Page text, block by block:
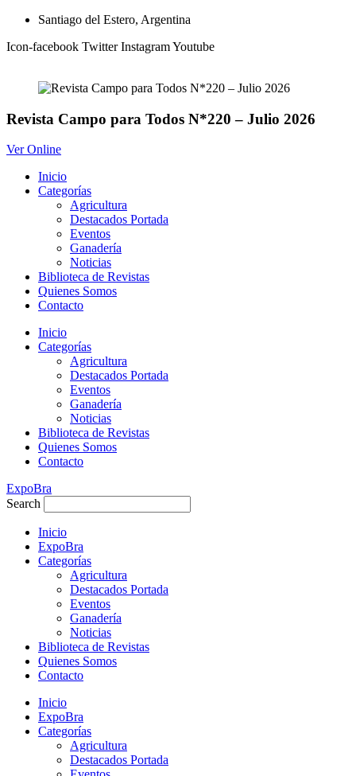
contenido
Santiago del Estero, Argentina
Icon-facebook Twitter InstagramYoutube
Revista Campo para Todos N*220 – Julio 2026
Ver Online
Inicio
Categorías
Agricultura
Destacados Portada
Eventos
Ganadería
Noticias
Biblioteca de Revistas
Quienes Somos
Contacto
Inicio
Categorías
Agricultura
Destacados Portada
Eventos
Ganadería
Noticias
Biblioteca de Revistas
Quienes Somos
Contacto
ExpoBra
Search
Inicio
ExpoBra
Categorías
Agricultura
Destacados Portada
Eventos
Ganadería
Noticias
Biblioteca de Revistas
Quienes Somos
Contacto
Inicio
ExpoBra
Categorías
Agricultura
Destacados Portada